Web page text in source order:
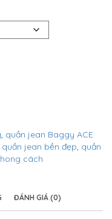
, quần jean Baggy ACE
quần jean bền đẹp, quần
cách
ĐÁNH GIÁ (0)